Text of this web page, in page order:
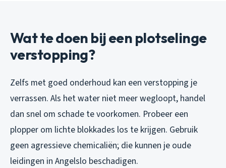
Wat te doen bij een plotselinge
verstopping?
Zelfs met goed onderhoud kan een verstopping je
verrassen. Als het water niet meer wegloopt, handel
dan snel om schade te voorkomen. Probeer een
plopper om lichte blokkades los te krijgen. Gebruik
geen agressieve chemicaliën; die kunnen je oude
leidingen in Angelslo beschadigen.